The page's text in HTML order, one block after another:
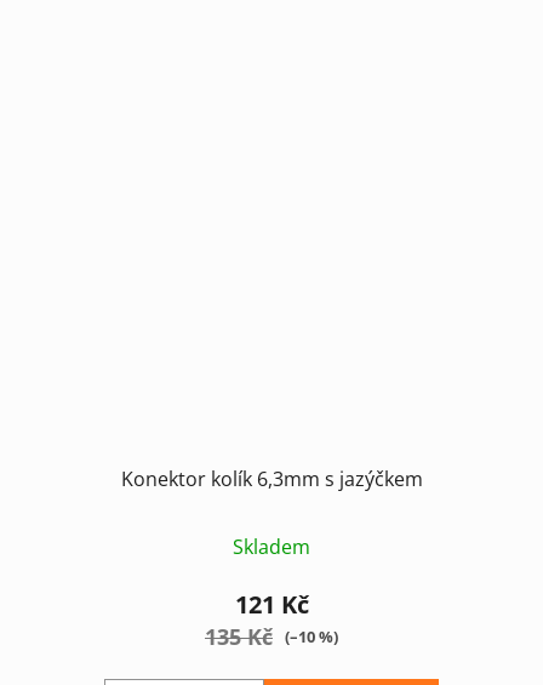
Konektor kolík 6,3mm s jazýčkem
Skladem
121 Kč
135 Kč (–10 %)